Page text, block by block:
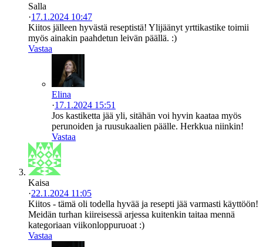
Salla
·17.1.2024 10:47
Kiitos jälleen hyvästä reseptistä! Ylijäänyt yrttikastike toimii
myös ainakin paahdetun leivän päällä. :)
Vastaa
Elina
·17.1.2024 15:51
Jos kastiketta jää yli, sitähän voi hyvin kaataa myös
perunoiden ja ruusukaalien päälle. Herkkua niinkin!
Vastaa
Kaisa
·22.1.2024 11:05
Kiitos - tämä oli todella hyvää ja resepti jää varmasti käyttöön!
Meidän turhan kiireisessä arjessa kuitenkin taitaa mennä
kategoriaan viikonloppuruoat :)
Vastaa